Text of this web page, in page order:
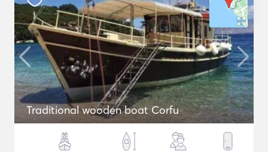
Traditional wooden boat Corfu